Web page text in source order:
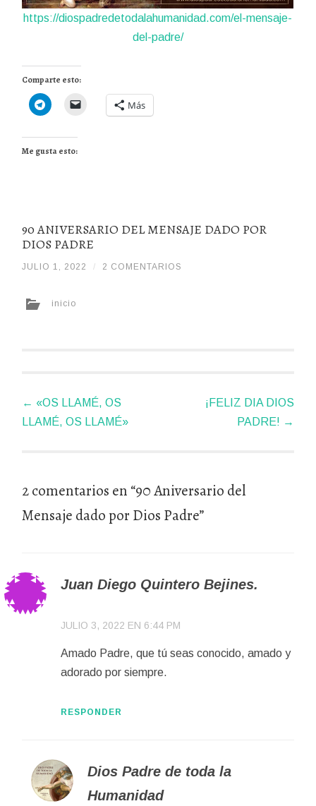
https://diospadredetodalahumanidad.com/el-mensaje-
del-padre/
Comparte esto:
Más
Me gusta esto:
90 ANIVERSARIO DEL MENSAJE DADO POR
DIOS PADRE
JULIO 1, 2022 / 2 COMENTARIOS
inicio
de
← «OS LLAMÉ, OS
LLAMÉ, OS LLAMÉ»
¡FELIZ DIA DIOS
PADRE! →
2 comentarios en “90 Aniversario del
Mensaje dado por Dios Padre”
Juan Diego Quintero Bejines.
JULIO 3, 2022 EN 6:44 PM
Amado Padre, que tú seas conocido, amado y
adorado por siempre.
RESPONDER
Dios Padre de toda la
Humanidad